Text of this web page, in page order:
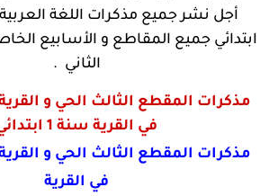
أجل نشر جميع مذكرات اللغة العربية
ابتدائي جميع المقاطع و الأسابيع
الثاني .
مذكرات المقطع الثالث الحي و
في القرية سنة 1 ابتدائي
مذكرات المقطع الثالث الحي و
في القرية